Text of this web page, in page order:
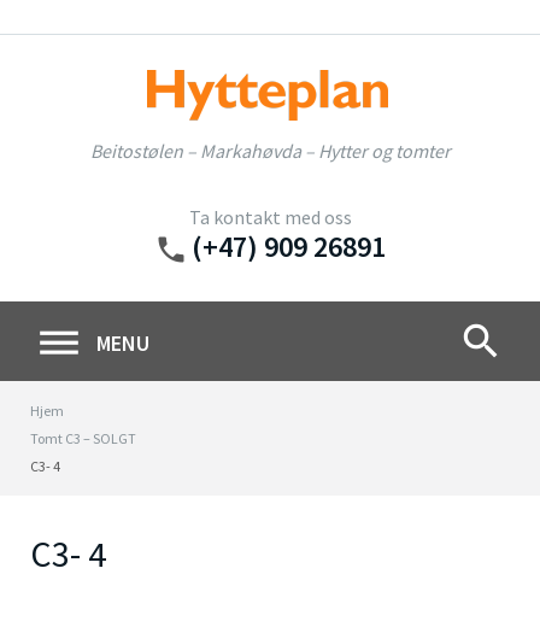
to
Beitostølen – Markahøvda – Hytter og tomter
Ta kontakt med oss
phone (+47) 909 26891
MENU search
Hjem
Tomt C3 – SOLGT
C3- 4
C3- 4